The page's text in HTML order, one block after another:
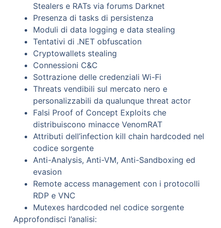
Stealers e RATs via forums Darknet
Presenza di tasks di persistenza
Moduli di data logging e data stealing
Tentativi di .NET obfuscation
Cryptowallets stealing
Connessioni C&C
Sottrazione delle credenziali Wi-Fi
Threats vendibili sul mercato nero e
personalizzabili da qualunque threat actor
Falsi Proof of Concept Exploits che
distribuiscono minacce VenomRAT
Attributi dell’infection kill chain hardcoded nel
codice sorgente
Anti-Analysis, Anti-VM, Anti-Sandboxing ed
evasion
Remote access management con i protocolli
RDP e VNC
Mutexes hardcoded nel codice sorgente
Approfondisci l’analisi: